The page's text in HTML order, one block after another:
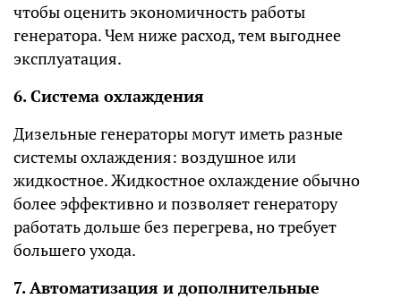
чтобы оценить экономичность работы
генератора. Чем ниже расход, тем выгоднее
эксплуатация.
6. Система охлаждения
Дизельные генераторы могут иметь разные
системы охлаждения: воздушное или
жидкостное. Жидкостное охлаждение обычно
более эффективно и позволяет генератору
работать дольше без перегрева, но требует
большего ухода.
7. Автоматизация и дополнительные